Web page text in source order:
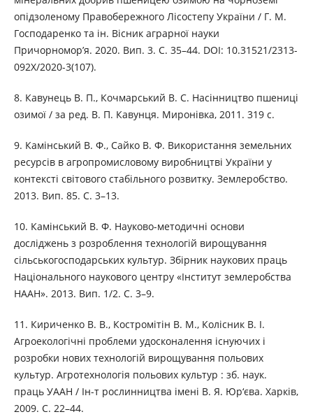
опідзоленому Правобережного Лісостепу України / Г. М.
Господаренко та ін. Вісник аграрної науки
Причорномор’я. 2020. Вип. 3. С. 35–44. DOI: 10.31521/2313-
092X/2020-3(107).
8. Кавунець В. П., Кочмарський В. С. Насінництво пшениці
озимої / за ред. В. П. Кавунця. Миронівка, 2011. 319 с.
9. Камінський В. Ф., Сайко В. Ф. Використання земельних
ресурсів в агропромисловому виробництві України у
контексті світового стабільного розвитку. Землеробство.
2013. Вип. 85. С. 3–13.
10. Камінський В. Ф. Науково-методичні основи
досліджень з розроблення технологій вирощування
сільськогосподарських культур. Збірник наукових праць
Національного наукового центру «Інститут землеробства
НААН». 2013. Вип. 1/2. С. 3–9.
11. Кириченко В. В., Костромітін В. М., Колісник В. І.
Агроекологічні проблеми удосконалення існуючих і
розробки нових технологій вирощування польових
культур. Агротехнологія польових культур : зб. наук.
праць УААН / Ін-т рослинництва імені В. Я. Юр‘єва. Харків,
2009. С. 22–44.